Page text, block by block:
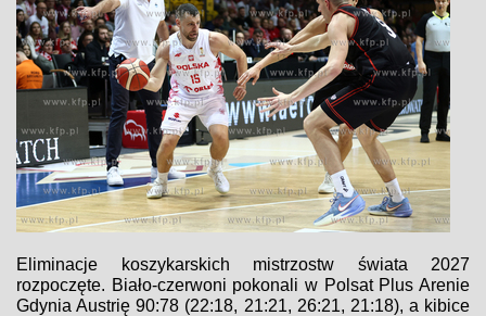
Eliminacje koszykarskich mistrzostw świata 2027
rozpoczęte. Biało-czerwoni pokonali w Polsat Plus Arenie
Gdynia Austrię 90:78 (22:18, 21:21, 26:21, 21:18), a kibice